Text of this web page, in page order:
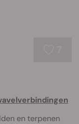
en terpenen